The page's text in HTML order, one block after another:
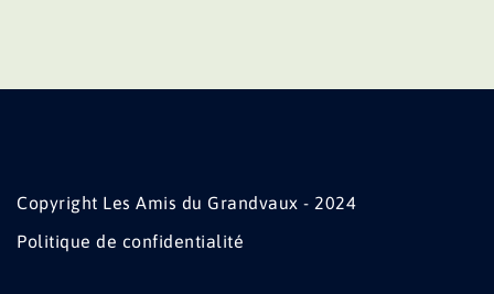
Copyright Les Amis du Grandvaux - 2024
Politique de confidentialité